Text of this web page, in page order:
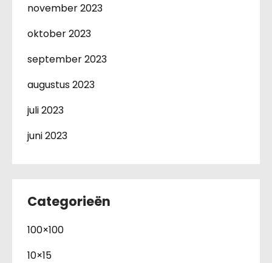
november 2023
oktober 2023
september 2023
augustus 2023
juli 2023
juni 2023
Categorieën
100×100
10×15